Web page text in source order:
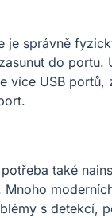
je správně
do
více USB
také
s detekcí,